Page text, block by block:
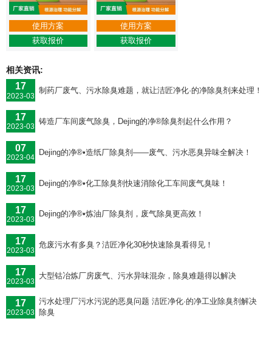
使用方案
获取报价
使用方案
获取报价
相关资讯:
17
2023-03
制药厂废气、污水除臭难题，就让洁匠净化·的净除臭剂来处理！
17
2023-03
铸造厂车间废气除臭，Dejing的净®除臭剂起什么作用？
07
2023-04
Dejing的净®•造纸厂除臭剂——废气、污水恶臭异味全解决！
17
2023-03
Dejing的净®•化工除臭剂快速消除化工车间废气臭味！
17
2023-03
Dejing的净®•炼油厂除臭剂，废气除臭更高效！
17
2023-03
危废污水有多臭？洁匠净化30秒快速除臭看得见！
17
2023-03
大型钴冶炼厂房废气、污水异味混杂，除臭难题得以解决
17
2023-03
污水处理厂污水污泥的恶臭问题 洁匠净化·的净工业除臭剂解决
除臭